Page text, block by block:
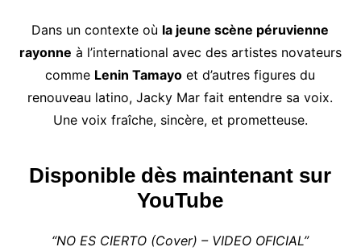
Dans un contexte où la jeune scène péruvienne
rayonne à l’international avec des artistes novateurs
comme Lenin Tamayo et d’autres figures du
renouveau latino, Jacky Mar fait entendre sa voix.
Une voix fraîche, sincère, et prometteuse.
Disponible dès maintenant sur
YouTube
“NO ES CIERTO (Cover) – VIDEO OFICIAL”